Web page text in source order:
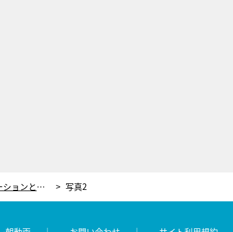
シシヤマザキが思い描く、アニメーションとアートの未来。コロナ禍で感じた壮大な気づきと希望 写真2